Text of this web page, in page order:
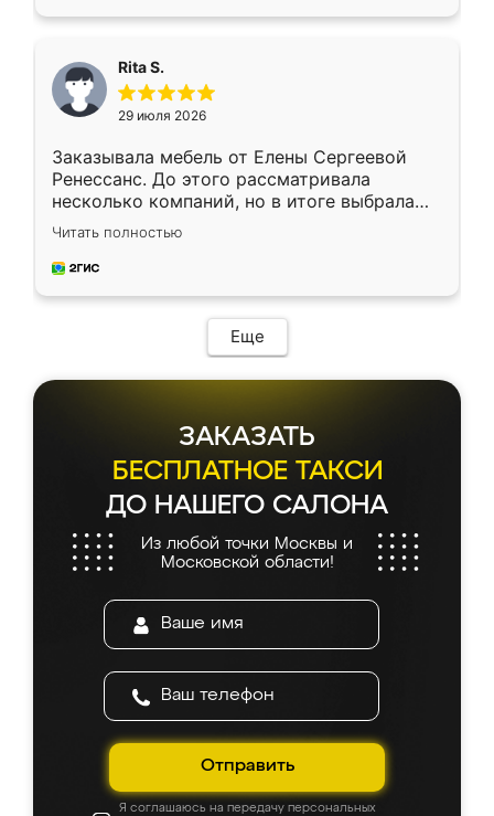
Rita S.
29 июля 2026
Заказывала мебель от Елены Сергеевой
Ренессанс. До этого рассматривала
несколько компаний, но в итоге выбрала
эту. Сначала обговорили условия, потом
приехал замерщик, всё спокойно объяснил
и снял размеры. Изготовили в срок, с
мебель сразу встала на свое место без
каких-либо доработок. Качеством осталась
довольна, все выглядит так, как и ожидала.
Читать полностью
Еще
ЗАКАЗАТЬ
БЕСПЛАТНОЕ ТАКСИ
ДО НАШЕГО САЛОНА
Из любой точки Москвы и
Московской области!
Отправить
Я соглашаюсь на передачу персональных